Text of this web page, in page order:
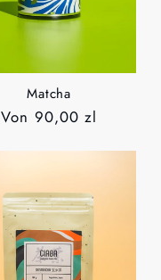
Matcha
Normaler
Von 90,00 zl